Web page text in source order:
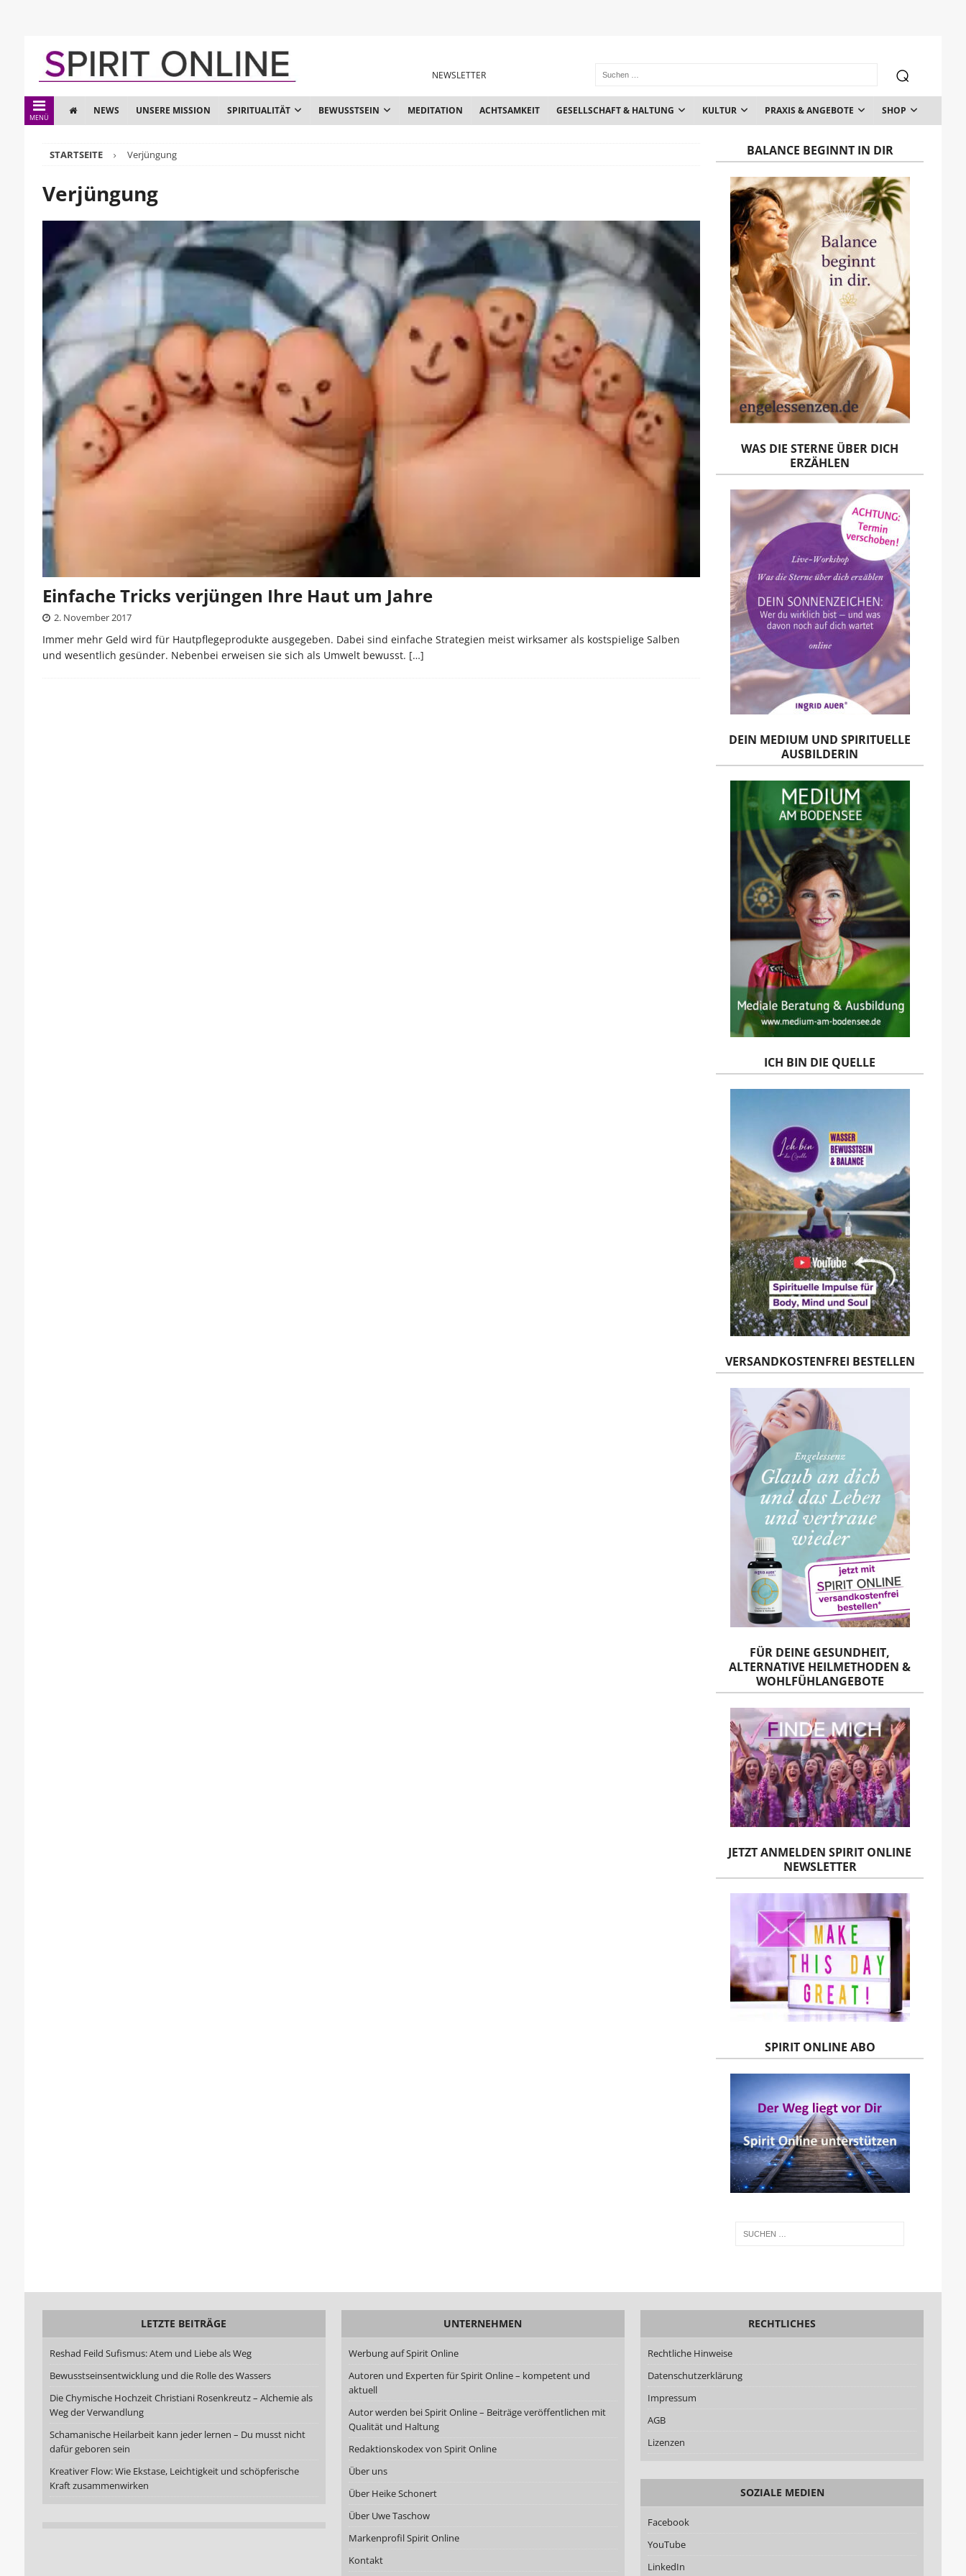
NEWSLETTER
MENÜ
NEWS UNSERE MISSION SPIRITUALITÄT BEWUSSTSEIN MEDITATION ACHTSAMKEIT GESELLSCHAFT & HALTUNG KULTUR PRAXIS & ANGEBOTE SHOP
STARTSEITE Verjüngung
Verjüngung
Einfache Tricks verjüngen Ihre Haut um Jahre
2. November 2017
Immer mehr Geld wird für Hautpflegeprodukte ausgegeben. Dabei sind einfache Strategien meist wirksamer als kostspielige Salben
und wesentlich gesünder. Nebenbei erweisen sie sich als Umwelt bewusst. […]
BALANCE BEGINNT IN DIR
WAS DIE STERNE ÜBER DICH
ERZÄHLEN
DEIN MEDIUM UND SPIRITUELLE
AUSBILDERIN
ICH BIN DIE QUELLE
VERSANDKOSTENFREI BESTELLEN
FÜR DEINE GESUNDHEIT,
ALTERNATIVE HEILMETHODEN &
WOHLFÜHLANGEBOTE
JETZT ANMELDEN SPIRIT ONLINE
NEWSLETTER
SPIRIT ONLINE ABO
LETZTE BEITRÄGE
Reshad Feild Sufismus: Atem und Liebe als Weg
Bewusstseinsentwicklung und die Rolle des Wassers
Die Chymische Hochzeit Christiani Rosenkreutz – Alchemie als
Weg der Verwandlung
Schamanische Heilarbeit kann jeder lernen – Du musst nicht
dafür geboren sein
Kreativer Flow: Wie Ekstase, Leichtigkeit und schöpferische
Kraft zusammenwirken
UNTERNEHMEN
Werbung auf Spirit Online
Autoren und Experten für Spirit Online – kompetent und
aktuell
Autor werden bei Spirit Online – Beiträge veröffentlichen mit
Qualität und Haltung
Redaktionskodex von Spirit Online
Über uns
Über Heike Schonert
Über Uwe Taschow
Markenprofil Spirit Online
Kontakt
RECHTLICHES
Rechtliche Hinweise
Datenschutzerklärung
Impressum
AGB
Lizenzen
SOZIALE MEDIEN
Facebook
YouTube
LinkedIn